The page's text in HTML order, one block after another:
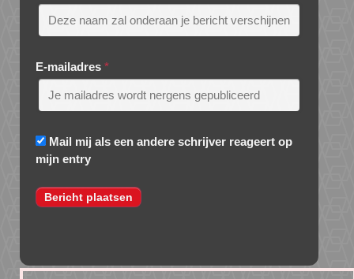
E-mailadres *
Mail mij als een andere schrijver reageert op
mijn entry